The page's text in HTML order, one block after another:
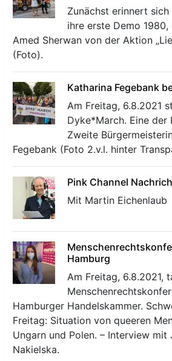
Zunächst erinnert sich
ihre erste Demo
Amed Sherwan von der Aktion
(Foto).
Katharina Fegebank
Am Freitag, 6.8.2021
Dyke*March. Eine der
Zweite
Fegebank (Foto 2.v.l. hinter
Pink Channel
Mit Martin Eichenlaub
Hamburg
Am Freitag, 6.8.2021,
Hamburger Handelskammer.
Freitag: Situation von queeren
Ungarn und Polen. – Interview mit
Nakielska.